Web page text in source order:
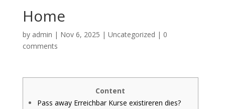
Home
by admin | Nov 6, 2025 | Uncategorized | 0
comments
Content
Pass away Erreichbar Kurse existireren dies?